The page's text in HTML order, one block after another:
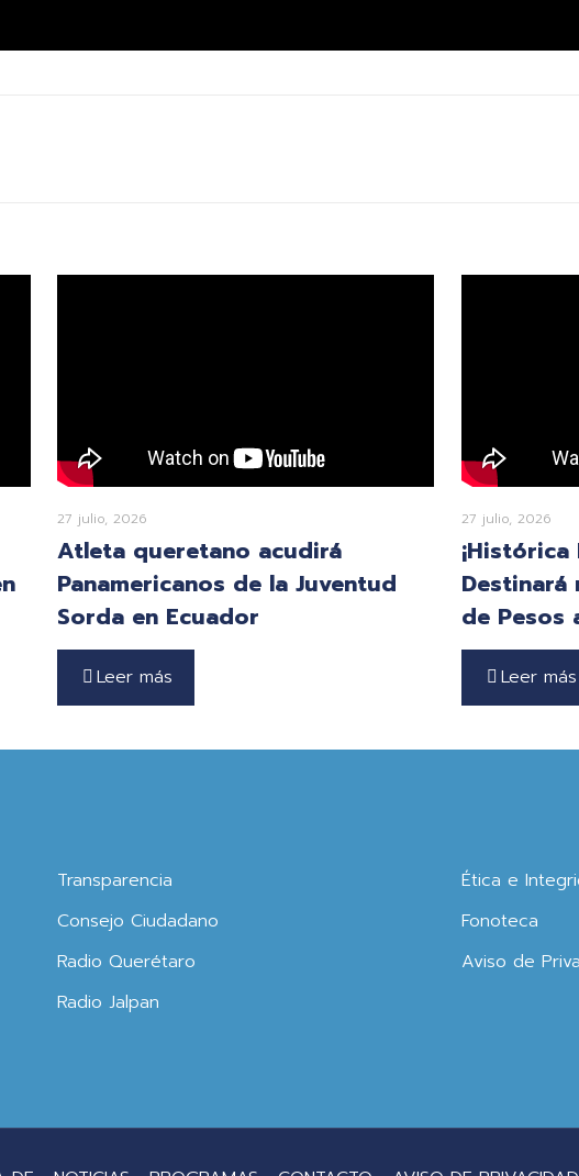
27 julio, 2026
Atleta queretano acudirá
Panamericanos de la Juventud
Sorda en Ecuador
Leer más
27 julio, 2026
¡Histórica
Destinará
de Pesos
Leer más
Transparencia
Consejo Ciudadano
Radio Querétaro
Radio Jalpan
Ética e
Fonoteca
Aviso de